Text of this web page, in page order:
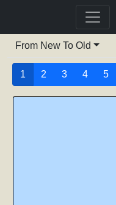
From New To Old
1 2 3 4 5